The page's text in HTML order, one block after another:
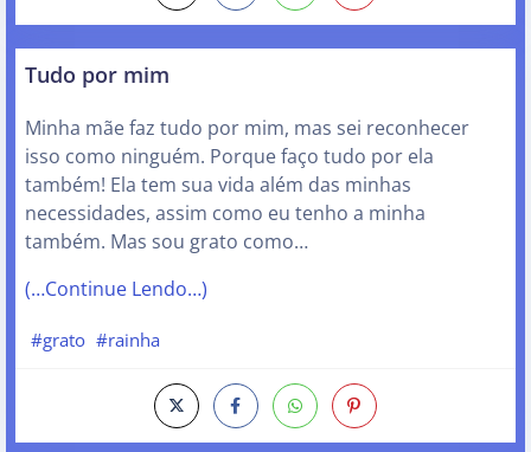
Tudo por mim
Minha mãe faz tudo por mim, mas sei reconhecer
isso como ninguém. Porque faço tudo por ela
também! Ela tem sua vida além das minhas
necessidades, assim como eu tenho a minha
também. Mas sou grato como…
(…Continue Lendo…)
#grato #rainha